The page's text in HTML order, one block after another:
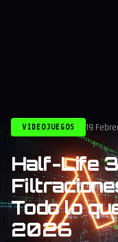
VIDEOJUEGOS 19
Half-Life
Todo lo
2026